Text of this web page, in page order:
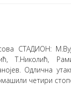
СТАДИОН:
Т.Николић,
Одлична
четири